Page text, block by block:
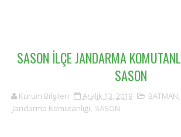
SASON İLÇE JANDARMA
SASON
Kurum Bilgileri Aralık 13, 2019 BATMAN,
Jandarma Komutanlığı, SASON